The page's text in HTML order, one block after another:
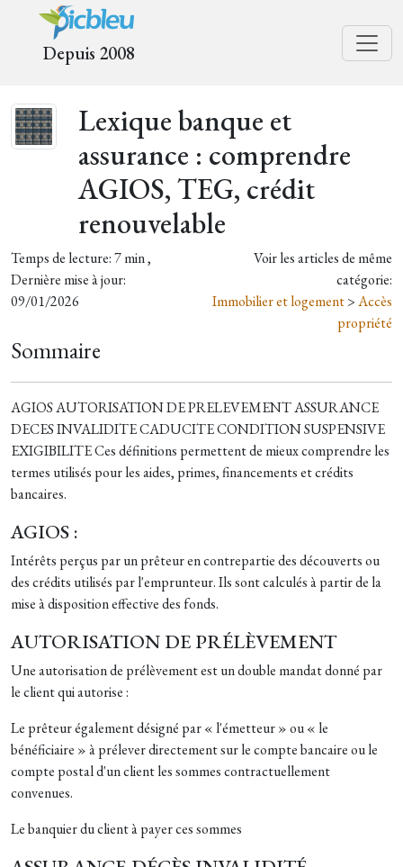
Depuis 2008
Lexique banque et
assurance : comprendre
AGIOS, TEG, crédit
renouvelable
Temps de lecture: 7 min ,
Dernière mise à jour:
09/01/2026
Voir les articles de même
catégorie:
Immobilier et logement>Accès
propriété
Sommaire
AGIOS AUTORISATION DE PRELEVEMENT ASSURANCE
DECES INVALIDITE CADUCITE CONDITION SUSPENSIVE
EXIGIBILITE Ces définitions permettent de mieux comprendre les
termes utilisés pour les aides, primes, financements et crédits
bancaires.
AGIOS :
Intérêts perçus par un prêteur en contrepartie des découverts ou
des crédits utilisés par l'emprunteur. Ils sont calculés à partir de la
mise à disposition effective des fonds.
AUTORISATION DE PRÉLÈVEMENT
Une autorisation de prélèvement est un double mandat donné par
le client qui autorise :
Le prêteur également désigné par « l'émetteur » ou « le
bénéficiaire » à prélever directement sur le compte bancaire ou le
compte postal d'un client les sommes contractuellement
convenues.
Le banquier du client à payer ces sommes